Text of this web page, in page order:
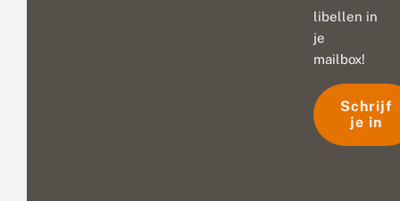
libellen in
je
mailbox!
Schrijf
je in